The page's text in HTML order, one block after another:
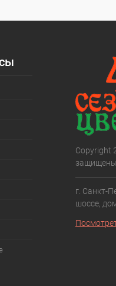
Copyright
г. Санкт-
шоссе,